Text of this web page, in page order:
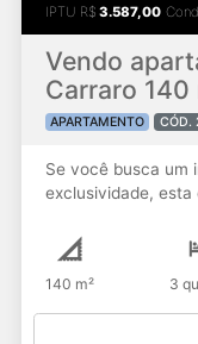
Vendo
Carraro
APARTAMENTO CÓD.
IPTU R$ 3.587,00
Se você busca um
exclusividade,
oferece um
proporcionar
espaçosas,
famíliaLavabo
140 m² 3